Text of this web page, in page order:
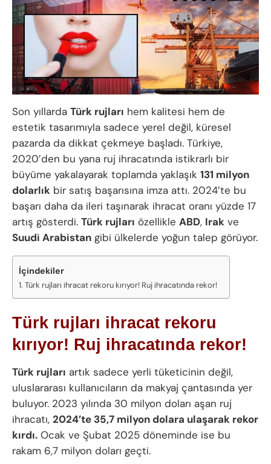
Son yıllarda Türk rujları hem kalitesi hem de
estetik tasarımıyla sadece yerel değil, küresel
pazarda da dikkat çekmeye başladı. Türkiye,
2020’den bu yana ruj ihracatında istikrarlı bir
büyüme yakalayarak toplamda yaklaşık 131 milyon
dolarlık bir satış başarısına imza attı. 2024’te bu
başarı daha da ileri taşınarak ihracat oranı yüzde 17
artış gösterdi. Türk rujları özellikle ABD, Irak ve
Suudi Arabistan gibi ülkelerde yoğun talep görüyor.
İçindekiler
Türk rujları ihracat rekoru kırıyor! Ruj ihracatında rekor!
Türk rujları ihracat rekoru
kırıyor! Ruj ihracatında rekor!
Türk rujları artık sadece yerli tüketicinin değil,
uluslararası kullanıcıların da makyaj çantasında yer
buluyor. 2023 yılında 30 milyon doları aşan ruj
ihracatı, 2024’te 35,7 milyon dolara ulaşarak rekor
kırdı. Ocak ve Şubat 2025 döneminde ise bu
rakam 6,7 milyon doları geçti.